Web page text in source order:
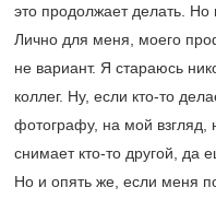
это продолжает делать.
Лично для меня, моего
не вариант. Я стараюсь
коллег. Ну, если кто-то
фотографу, на мой взгляд,
снимает кто-то другой, да
Но и опять же, если меня